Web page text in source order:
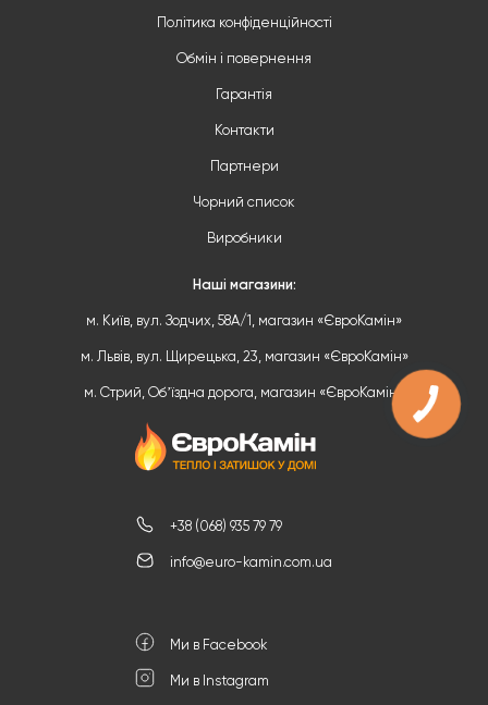
+38 (068) 935 79 79
info@euro-kamin.com.ua
Ми в Facebook
Ми в Instagram
Політика конфіденційності
Обмін і повернення
Гарантія
Контакти
Партнери
Чорний список
Виробники
Наші магазини:
м. Київ, вул. Зодчих, 58А/1, магазин «ЄвроКамін»
м. Львів, вул. Щирецька, 23, магазин «ЄвроКамін»
м. Стрий, Обʼїздна дорога, магазин «ЄвроКамін»